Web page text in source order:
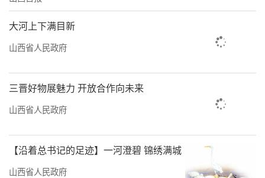
大河上下满目新
山西省人民政府
三晋好物展魅力 开放合作向未来
山西省人民政府
【沿着总书记的足迹】一河澄碧 锦绣满城
山西省人民政府